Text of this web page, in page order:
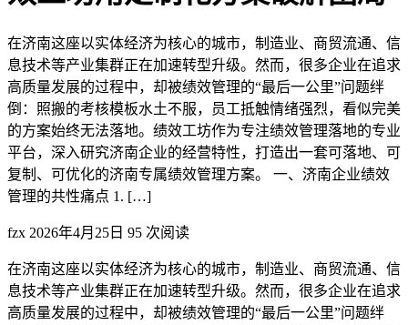
在济南这座以实体经济为核心的城市，制造业、商贸流通、信
息技术等产业集群正在加速转型升级。然而，很多企业在追求
高质量发展的过程中，却被绩效管理的“最后一公里”问题绊
倒：照搬的考核模板水土不服，员工抵触情绪强烈，看似完美
的方案始终无法落地。绩效工坊作为专注绩效管理落地的专业
平台，深入研究济南企业的经营特性，打造出一套可落地、可
复制、可优化的济南专属绩效管理方案。 一、济南企业绩效
管理的共性痛点 1. […]
fzx 2026年4月25日 95 次阅读
在济南这座以实体经济为核心的城市，制造业、商贸流通、信
息技术等产业集群正在加速转型升级。然而，很多企业在追求
高质量发展的过程中，却被绩效管理的“最后一公里”问题绊